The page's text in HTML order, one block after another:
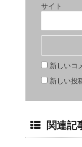
サイト
新しいコ
新しい投
関連記